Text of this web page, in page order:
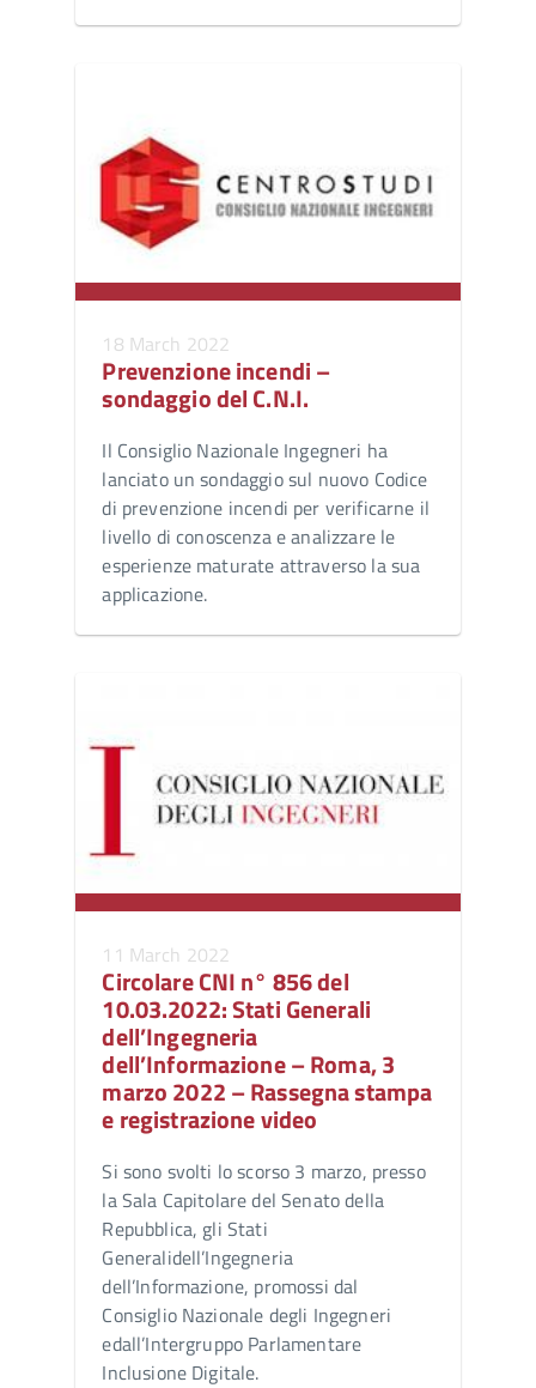
18 March 2022
Prevenzione incendi –
sondaggio del C.N.I.
Il Consiglio Nazionale Ingegneri ha
lanciato un sondaggio sul nuovo Codice
di prevenzione incendi per verificarne il
livello di conoscenza e analizzare le
esperienze maturate attraverso la sua
applicazione.
11 March 2022
Circolare CNI n° 856 del
10.03.2022: Stati Generali
dell’Ingegneria
dell’Informazione – Roma, 3
marzo 2022 – Rassegna stampa
e registrazione video
Si sono svolti lo scorso 3 marzo, presso
la Sala Capitolare del Senato della
Repubblica, gli Stati
Generalidell’Ingegneria
dell’Informazione, promossi dal
Consiglio Nazionale degli Ingegneri
edall’Intergruppo Parlamentare
Inclusione Digitale.